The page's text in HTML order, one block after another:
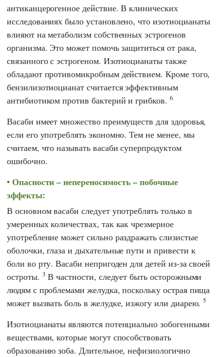
антиканцерогенное действие. В клинических
исследованиях было установлено, что изотиоцианаты
влияют на метаболизм собственных эстрогенов
организма. Это может помочь защититься от рака,
связанного с эстрогеном. Изотиоцианаты также
обладают противомикробным действием. Кроме того,
бензилизотиоцианат считается эффективным
антибиотиком против бактерий и грибков. 6
Васаби имеет множество преимуществ для здоровья,
если его употреблять экономно. Тем не менее, мы
считаем, что называть васаби суперпродуктом
ошибочно.
Опасности – непереносимость – побочные
эффекты:
В основном васаби следует употреблять только в
умеренных количествах, так как чрезмерное
употребление может сильно раздражать слизистые
оболочки, глаза и дыхательные пути и привести к
боли во рту. Васаби непригоден для детей из-за своей
остроты. 3 В частности, следует быть осторожными
людям с проблемами желудка, поскольку острая пища
может вызвать боль в желудке, изжогу или диарею.5
Изотиоцианаты являются потенциально зобогенными
веществами, которые могут способствовать
образованию зоба. Длительное, нефизиологично